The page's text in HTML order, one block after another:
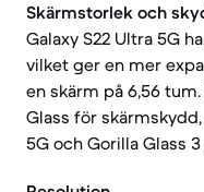
Skärmstorlek och
Galaxy S22 Ultra 5G
vilket ger en mer
en skärm på 6,56
Glass för
5G och Gorilla Glass